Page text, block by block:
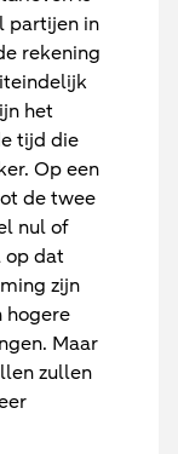
partijen in
rekening
het
tijd die
Op een
de twee
nul of
op dat
zijn
hogere
Maar
zullen